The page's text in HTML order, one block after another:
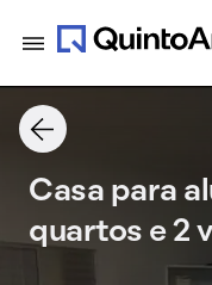
Casa para
quartos e 2